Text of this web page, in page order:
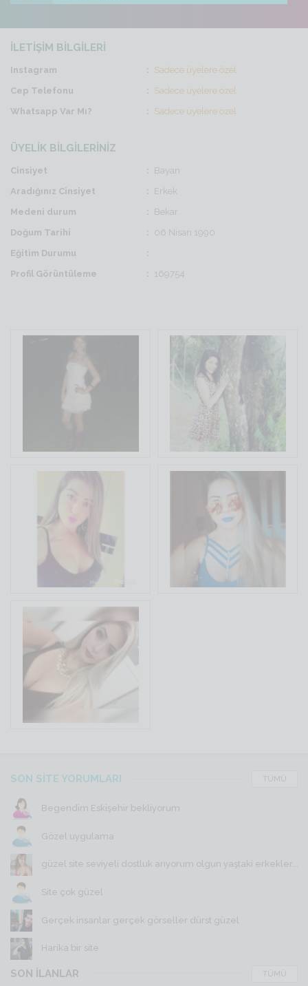
İLETİŞİM BİLGİLERİ
Instagram
Sadece üyelere özel
Cep Telefonu
Sadece üyelere özel
Whatsapp Var Mı?
Sadece üyelere özel
ÜYELİK BİLGİLERİNİZ
Cinsiyet
Bayan
Aradığınız Cinsiyet
Erkek
Medeni durum
Bekar
Doğum Tarihi
06 Nisan 1990
Eğitim Durumu
Profil Görüntüleme
169754
SON SİTE YORUMLARI TÜMÜ
Begendim Eskişehir bekliyorum
Gözel uygulama
güzel site seviyeli dostluk arıyorum olgun yaştaki erkekler...
Site çok güzel
Gerçek insanlar gerçek görseller dürst güzel
Harika bir site
SON İLANLAR TÜMÜ